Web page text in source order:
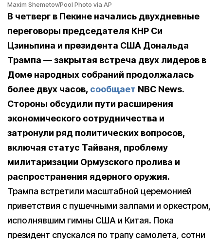
Maxim Shemetov/Pool Photo via AP
В четверг в Пекине начались двухдневные
переговоры председателя КНР Си
Цзиньпина и президента США Дональда
Трампа — закрытая встреча двух лидеров в
Доме народных собраний продолжалась
более двух часов, сообщает NBC News.
Стороны обсудили пути расширения
экономического сотрудничества и
затронули ряд политических вопросов,
включая статус Тайваня, проблему
милитаризации Ормузского пролива и
распространения ядерного оружия.
Трампа встретили масштабной церемонией
приветствия с пушечными залпами и оркестром,
исполнявшим гимны США и Китая. Пока
президент спускался по трапу самолета, сотни